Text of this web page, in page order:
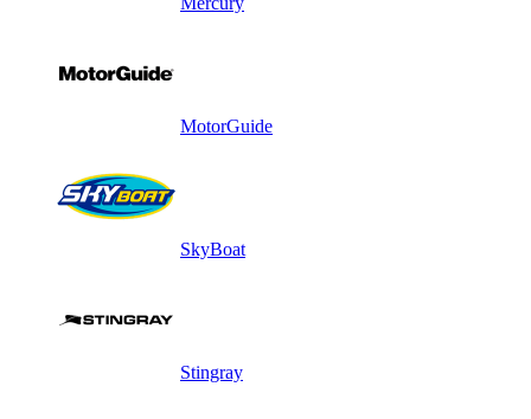
MotorGuide
SkyBoat
Stingray